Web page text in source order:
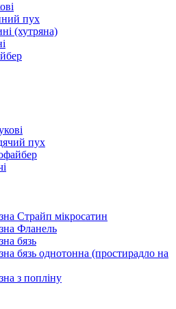
пух
(хутряна)
пух
Страйп мікросатин
Фланель
бязь
бязь однотонна (простирадло на
з попліну